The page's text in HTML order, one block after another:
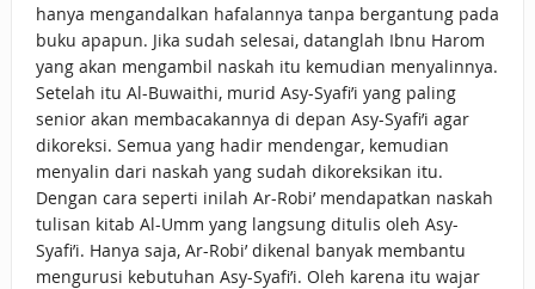
hanya mengandalkan hafalannya tanpa bergantung pada
buku apapun. Jika sudah selesai, datanglah Ibnu Harom
yang akan mengambil naskah itu kemudian menyalinnya.
Setelah itu Al-Buwaithi, murid Asy-Syafi’i yang paling
senior akan membacakannya di depan Asy-Syafi’i agar
dikoreksi. Semua yang hadir mendengar, kemudian
menyalin dari naskah yang sudah dikoreksikan itu.
Dengan cara seperti inilah Ar-Robi’ mendapatkan naskah
tulisan kitab Al-Umm yang langsung ditulis oleh Asy-
Syafi’i. Hanya saja, Ar-Robi’ dikenal banyak membantu
mengurusi kebutuhan Asy-Syafi’i. Oleh karena itu wajar